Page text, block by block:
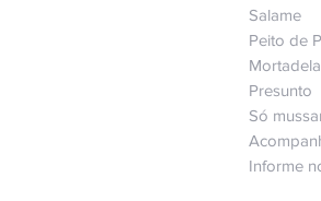
Salame
Peito de
Mortadela
Presunto
Só
Informe